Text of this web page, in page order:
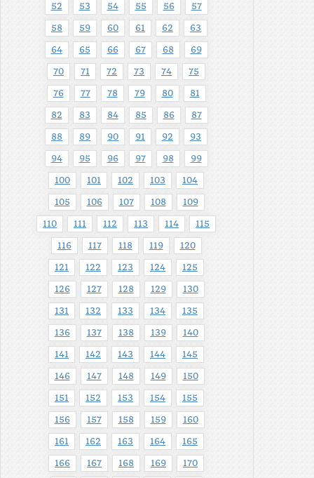
52 53 54 55 56 57
58 59 60 61 62 63
64 65 66 67 68 69
70 71 72 73 74 75
76 77 78 79 80 81
82 83 84 85 86 87
88 89 90 91 92 93
94 95 96 97 98 99
100 101 102 103 104
105 106 107 108 109
110 111 112 113 114 115
116 117 118 119 120
121 122 123 124 125
126 127 128 129 130
131 132 133 134 135
136 137 138 139 140
141 142 143 144 145
146 147 148 149 150
151 152 153 154 155
156 157 158 159 160
161 162 163 164 165
166 167 168 169 170